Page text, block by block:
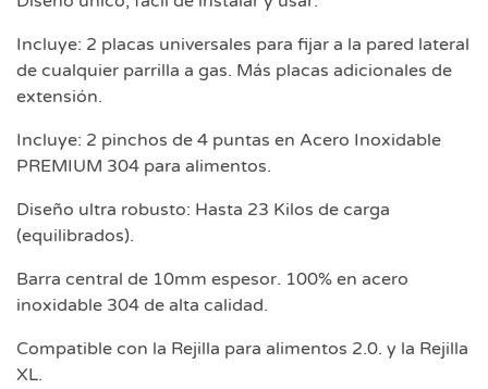
Incluye: 2 placas universales para fijar a la pared lateral
de cualquier parrilla a gas. Más placas adicionales de
extensión.
Incluye: 2 pinchos de 4 puntas en Acero Inoxidable
PREMIUM 304 para alimentos.
Diseño ultra robusto: Hasta 23 Kilos de carga
(equilibrados).
Barra central de 10mm espesor. 100% en acero
inoxidable 304 de alta calidad.
Compatible con la Rejilla para alimentos 2.0. y la Rejilla
XL.